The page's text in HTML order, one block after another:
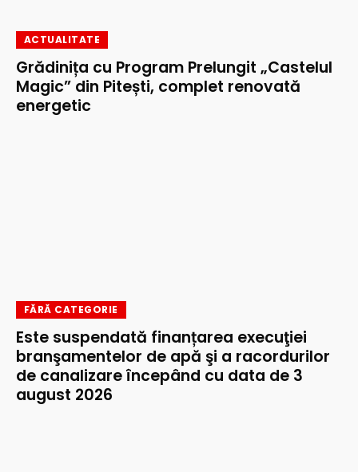
ACTUALITATE
Grădinița cu Program Prelungit „Castelul
Magic” din Pitești, complet renovată
energetic
FĂRĂ CATEGORIE
Este suspendată finanțarea execuţiei
branşamentelor de apă şi a racordurilor
de canalizare începând cu data de 3
august 2026